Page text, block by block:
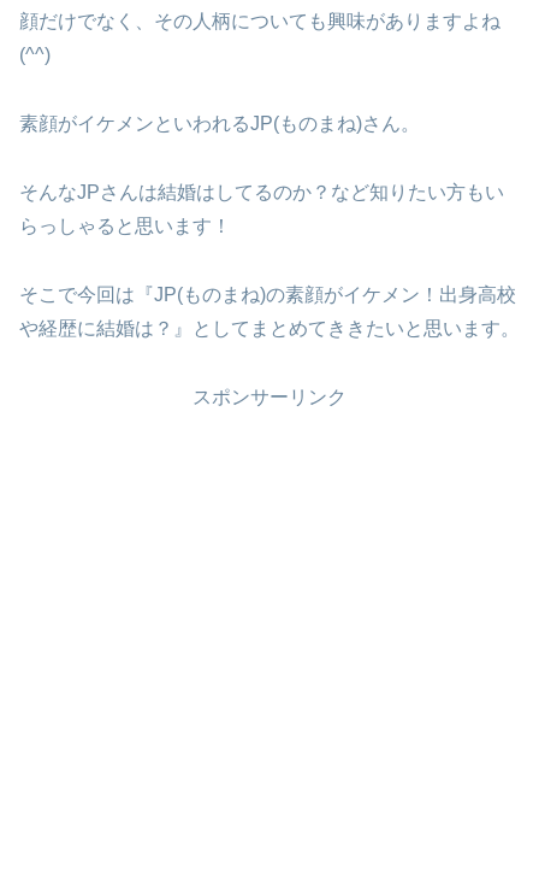
顔だけでなく、その人柄についても興味がありますよね
(^^)
素顔がイケメンといわれるJP(ものまね)さん。
そんなJPさんは結婚はしてるのか？など知りたい方もい
らっしゃると思います！
そこで今回は『JP(ものまね)の素顔がイケメン！出身高校
や経歴に結婚は？』としてまとめてききたいと思います。
スポンサーリンク